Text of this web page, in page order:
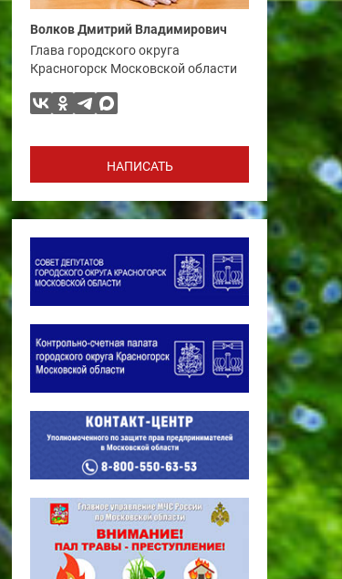
Волков Дмитрий Владимирович
Глава городского округа
Красногорск Московской области
НАПИСАТЬ